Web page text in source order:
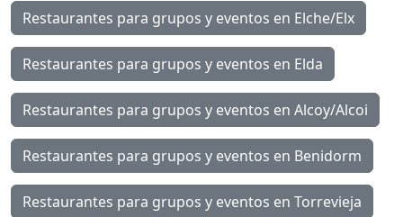
Restaurantes para grupos y eventos en Elche/Elx
Restaurantes para grupos y eventos en Elda
Restaurantes para grupos y eventos en Alcoy/Alcoi
Restaurantes para grupos y eventos en Benidorm
Restaurantes para grupos y eventos en Torrevieja